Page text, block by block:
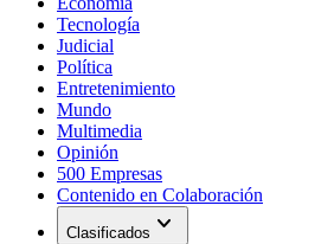
Tecnología
Judicial
Política
Entretenimiento
Mundo
Multimedia
Opinión
500 Empresas
Contenido en Colaboración
Clasificados expand_more